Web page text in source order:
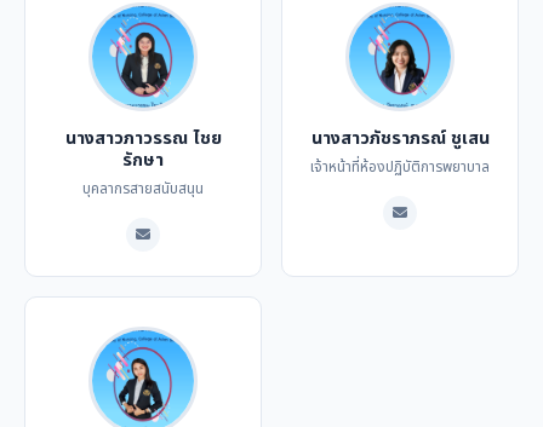
นางสาวภาวรรณ ไชย
รักษา
บุคลากรสายสนับสนุน
นางสาวภัชราภรณ์ ชูเสน
เจ้าหน้าที่ห้องปฏิบัติการพยาบาล